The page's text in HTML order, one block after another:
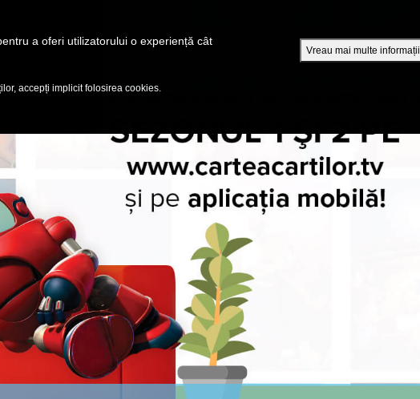
a oferi utilizatorului o experiență cât
accepți implicit folosirea cookies.
Vreau mai multe informații